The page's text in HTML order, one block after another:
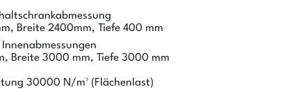
Breite 2400mm, Tiefe 400 mm
Innenabmessungen
Breite 3000 mm, Tiefe 3000 mm
30000 N/m³ (Flächenlast)